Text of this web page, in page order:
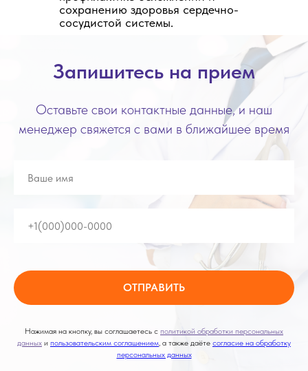
сохранению здоровья сердечно-
сосудистой системы.
Запишитесь на прием
Оставьте свои контактные данные, и наш
менеджер свяжется с вами в ближайшее время
ОТПРАВИТЬ
Нажимая на кнопку, вы соглашаетесь с политикой обработки персональных
данных и пользовательским соглашением , а также даёте согласие на обработку
персональных данных